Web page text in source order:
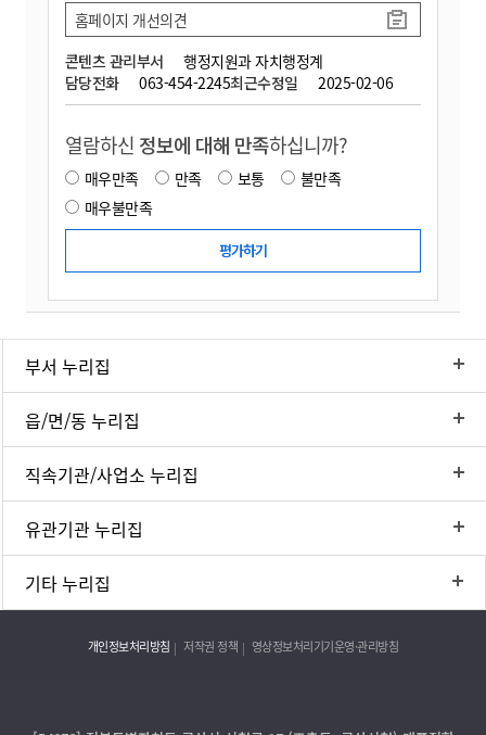
콘텐츠 관리부서
행정지원과 자치행정계
담당전화
063-454-2245최근수정일 2025-02-06
홈페이지 개선의견
열람하신 정보에 대해 만족하십니까?
매우만족 만족 보통
불만족
매우불만족
부서 누리집
읍/면/동 누리집
직속기관/사업소 누리집
유관기관 누리집
기타 누리집
개인정보처리방침 저작권 정책 영상정보처리기기운영·관리방침